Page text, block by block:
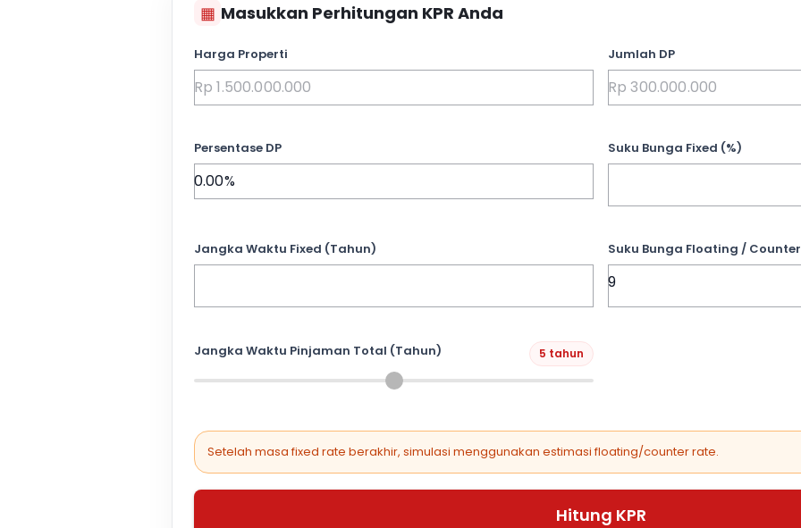
▦ Masukkan Perhitungan KPR Anda
Harga Properti Jumlah DP
Persentase DP Suku Bunga Fixed (%)
Jangka Waktu Fixed (Tahun) Suku Bunga Floating /
Jangka Waktu Pinjaman Total (Tahun) 5 tahun
Setelah masa fixed rate berakhir, simulasi menggunakan estimasi floating/counter rate.
Hitung KPR